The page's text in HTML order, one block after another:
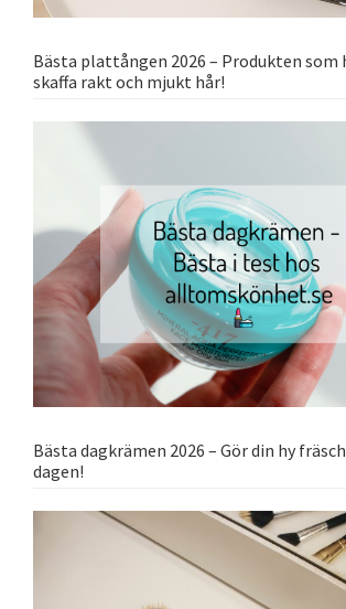
Bästa plattången 2026 – Produkten som
skaffa rakt och mjukt hår!
Bästa dagkrämen 2026 – Gör din hy
dagen!